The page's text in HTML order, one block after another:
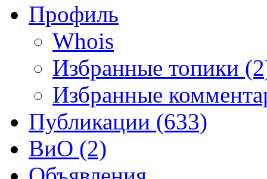
Профиль
Whois
Избранные топики
Избранные
Публикации (633)
ВиО (2)